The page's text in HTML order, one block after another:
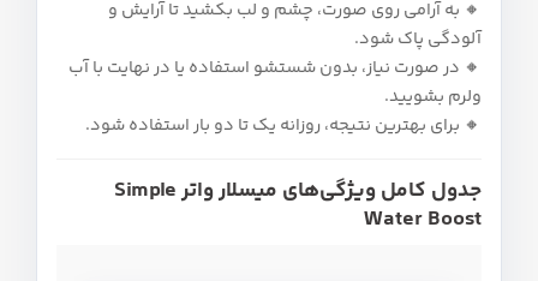
🔸 به‌ آرامی روی صورت، چشم و لب بکشید تا آرایش و
آلودگی پاک شود.
🔸 در صورت نیاز، بدون شستشو استفاده یا در نهایت با آب
ولرم بشویید.
🔸 برای بهترین نتیجه، روزانه یک تا دو بار استفاده شود.
جدول کامل ویژگی‌های میسلار واتر Simple
Water Boost